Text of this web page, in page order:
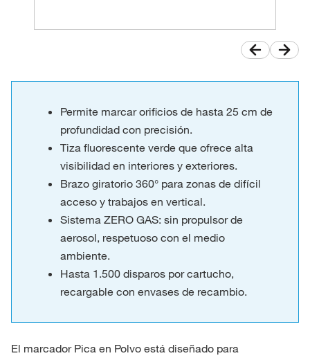
Permite marcar orificios de hasta 25 cm de
profundidad con precisión.
Tiza fluorescente verde que ofrece alta
visibilidad en interiores y exteriores.
Brazo giratorio 360° para zonas de difícil
acceso y trabajos en vertical.
Sistema ZERO GAS: sin propulsor de
aerosol, respetuoso con el medio
ambiente.
Hasta 1.500 disparos por cartucho,
recargable con envases de recambio.
El marcador Pica en Polvo está diseñado para